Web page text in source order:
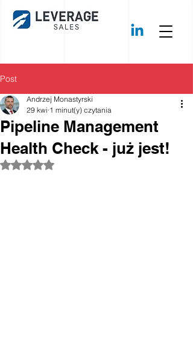
Post
Pipeline Management
Health Check - już jest!
Andrzej Monastyrski
29 kwi 1 minut(y) czytania
Oceniono na NaN z 5 gwiazdek.